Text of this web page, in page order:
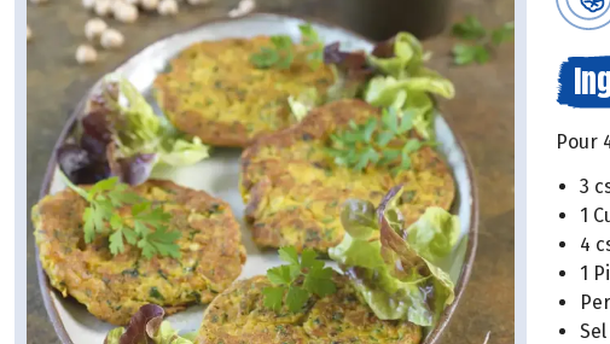
Pour
3
1
4
1
Sel